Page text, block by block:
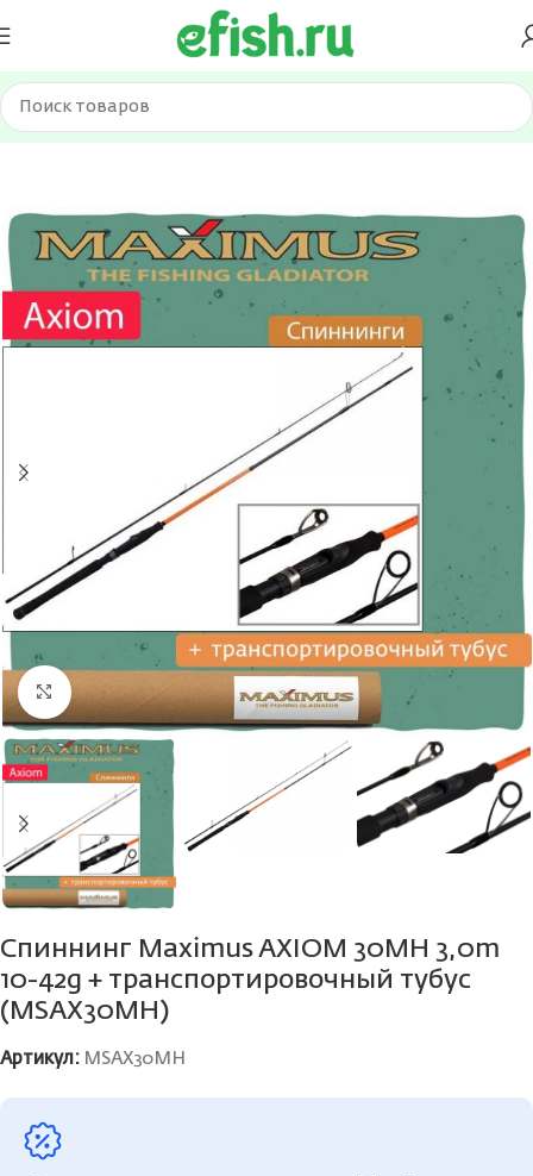
Главная Удилища Спиннинги
Нажмите, чтобы увеличить
Спиннинг Maximus AXIOM 30MH 3,0m
10-42g + транспортировочный тубус
(MSAX30MH)
Артикул: MSAX30MH